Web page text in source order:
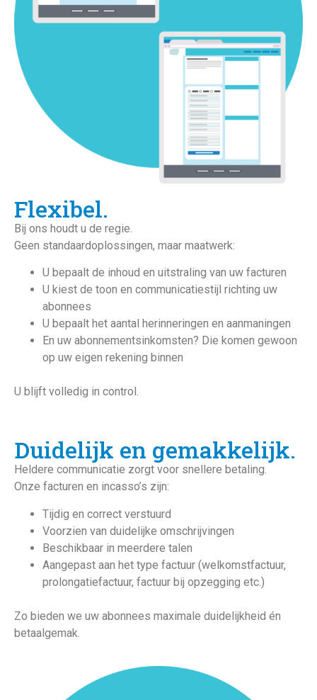
Flexibel.
Bij ons houdt u de regie.
Geen standaardoplossingen, maar maatwerk:
U bepaalt de inhoud en uitstraling van uw facturen
U kiest de toon en communicatiestijl richting uw
abonnees
U bepaalt het aantal herinneringen en aanmaningen
En uw abonnementsinkomsten? Die komen gewoon
op uw eigen rekening binnen
U blijft volledig in control.
Duidelijk en gemakkelijk.
Heldere communicatie zorgt voor snellere betaling.
Onze facturen en incasso’s zijn:
Tijdig en correct verstuurd
Voorzien van duidelijke omschrijvingen
Beschikbaar in meerdere talen
Aangepast aan het type factuur (welkomstfactuur,
prolongatiefactuur, factuur bij opzegging etc.)
Zo bieden we uw abonnees maximale duidelijkheid én
betaalgemak.